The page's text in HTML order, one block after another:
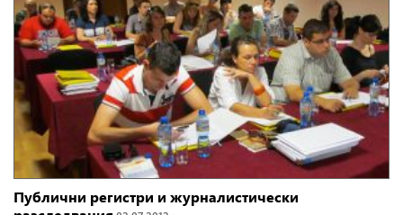
Публични регистри и журналистически